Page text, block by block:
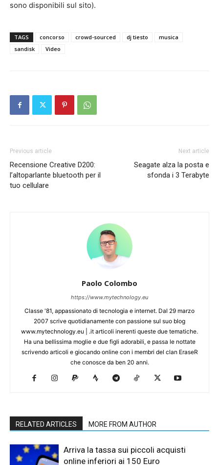
sono disponibili sul sito).
TAGS concorso crowd-sourced dj tiesto
musica
sandisk
Video
Previous article
Recensione Creative D200:
l’altoparlante bluetooth per il
tuo cellulare
Next article
Seagate alza la posta e
sfonda i 3 Terabyte
Paolo Colombo
https://www.mytechnology.eu
Classe '81, appassionato di tecnologia e internet. Dal 29 marzo
2007 scrive quotidianamente con passione sul suo blog
www.mytechnology.eu | .it articoli inerenti queste due tematiche.
Ha una bellissima moglie e due figli adorabili, e passa le nottate
scrivendo articoli e giocando online con i membri del clan EraseR
che conosce da ben 20 anni.
RELATED ARTICLES MORE FROM AUTHOR
Arriva la tassa sui piccoli acquisti
online inferiori ai 150 Euro